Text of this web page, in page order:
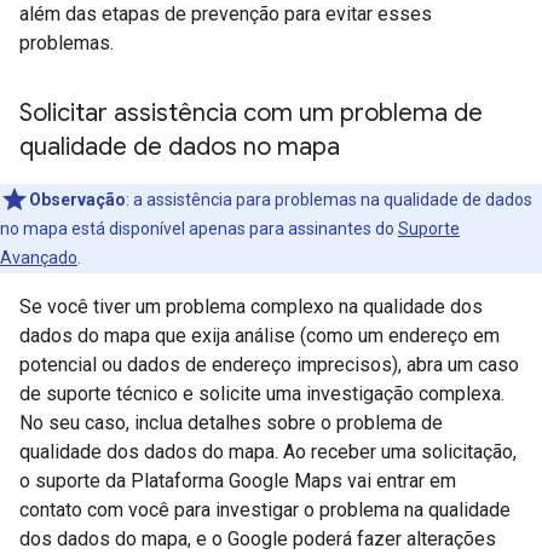
além das etapas de prevenção para evitar esses
problemas.
Solicitar assistência com um problema de
qualidade de dados no mapa
Observação: a assistência para problemas na qualidade de dados
no mapa está disponível apenas para assinantes do Suporte
Avançado
Se você tiver um problema complexo na qualidade dos
dados do mapa que exija análise (como um endereço em
potencial ou dados de endereço imprecisos), abra um caso
de suporte técnico e solicite uma investigação complexa.
No seu caso, inclua detalhes sobre o problema de
qualidade dos dados do mapa. Ao receber uma solicitação,
o suporte da Plataforma Google Maps vai entrar em
contato com você para investigar o problema na qualidade
dos dados do mapa, e o Google poderá fazer alterações